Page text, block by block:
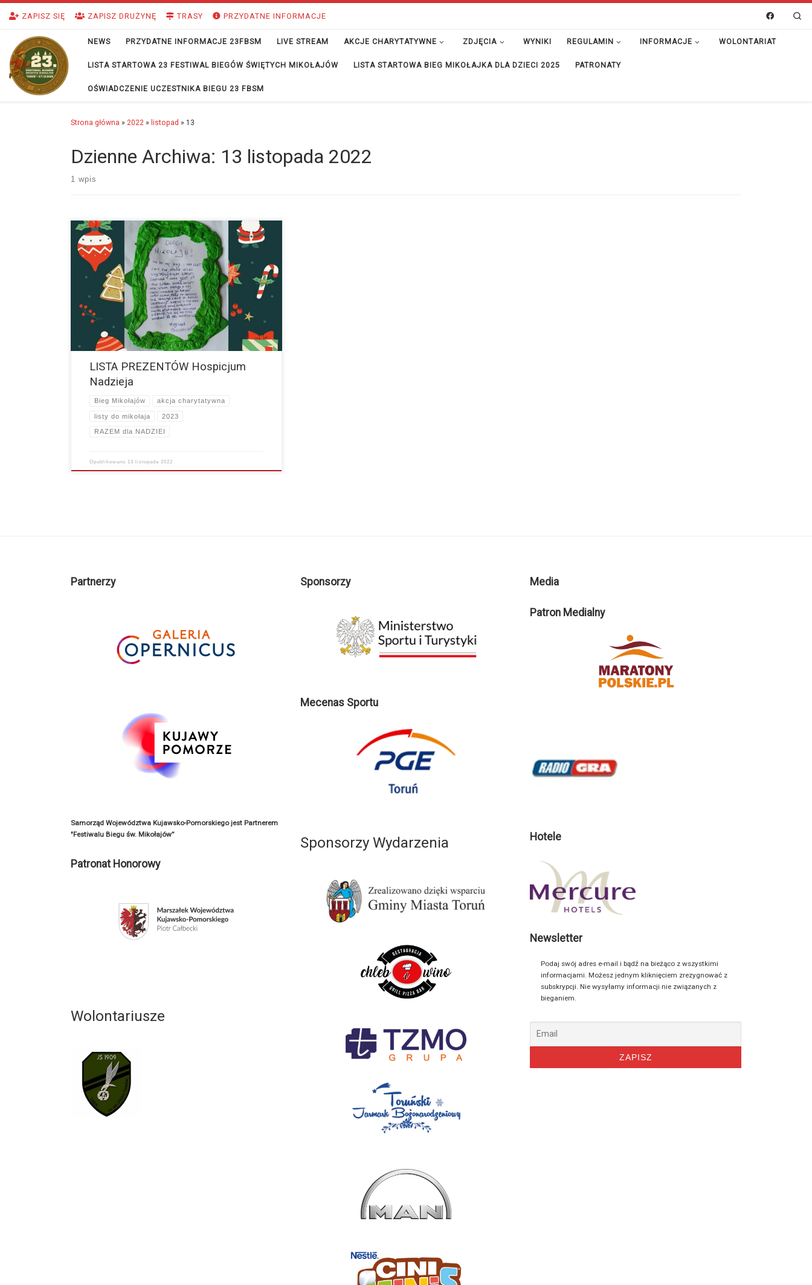
Przejdź do treści
ZAPISZ SIĘ ZAPISZ DRUŻYNĘ TRASY PRZYDATNE INFORMACJE
NEWS PRZYDATNE INFORMACJE 23FBSM LIVE STREAM AKCJE CHARYTATYWNE ZDJĘCIA WYNIKI REGULAMIN INFORMACJE WOLONTARIAT
LISTA STARTOWA 23 FESTIWAL BIEGÓW ŚWIĘTYCH MIKOŁAJÓW LISTA STARTOWA BIEG MIKOŁAJKA DLA DZIECI 2025 PATRONATY
OŚWIADCZENIE UCZESTNIKA BIEGU 23 FBSM
Strona główna » 2022 » listopad » 13
Dzienne Archiwa: 13 listopada 2022
1 wpis
RAZEM dla NADZIEI to hasło może mieć wiele znaczeń,
dla Nas – Uczestników i Organizatorów Festiwalu Biegów
Świętych Mikołajów oznacza, że łączymy swoje siły i…
więcej
LISTA PREZENTÓW Hospicjum
Nadzieja
Bieg Mikołajów akcja charytatywna
listy do mikołaja 2023
RAZEM dla NADZIEI
Opublikowano 13 listopada 2022
Partnerzy
Samorząd Województwa Kujawsko-Pomorskiego jest Partnerem
"Festiwalu Biegu św. Mikołajów”
Patronat Honorowy
Wolontariusze
Sponsorzy
Mecenas Sportu
Sponsorzy Wydarzenia
Media
Patron Medialny
Hotele
Newsletter
Podaj swój adres e-mail i bądź na bieżąco z wszystkimi
informacjami. Możesz jednym kliknięciem zrezygnować z
subskrypcji. Nie wysyłamy informacji nie związanych z
bieganiem.